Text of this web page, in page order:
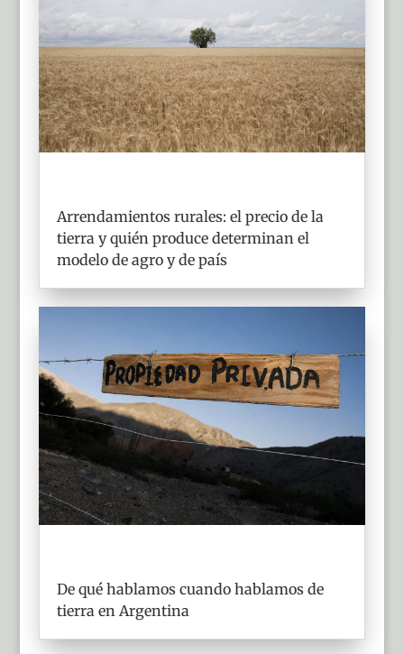
Arrendamientos rurales: el precio de la
tierra y quién produce determinan el
modelo de agro y de país
De qué hablamos cuando hablamos de
tierra en Argentina